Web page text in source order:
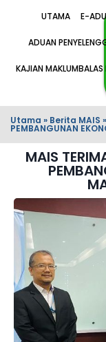
UTAMA E-
ADUAN
KAJIAN MAKLUMBALAS
Utama » Berita MAIS »
PEMBANGUNAN
MAIS